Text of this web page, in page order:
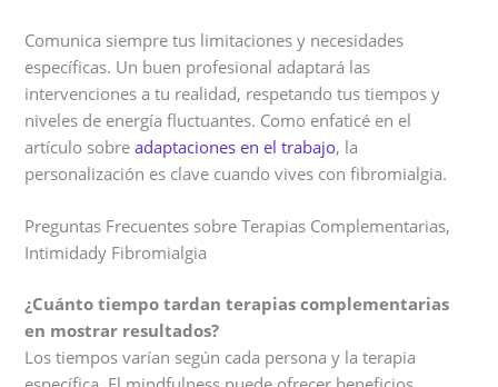
Comunica siempre tus limitaciones y necesidades
específicas. Un buen profesional adaptará las
intervenciones a tu realidad, respetando tus tiempos y
niveles de energía fluctuantes. Como enfaticé en el
artículo sobreadaptaciones en el trabajo, la
personalización es clave cuando vives con fibromialgia.
Preguntas Frecuentes sobre Terapias Complementarias,
Intimidady Fibromialgia
¿Cuánto tiempo tardan terapias complementarias
en mostrar resultados?
Los tiempos varían según cada persona y la terapia